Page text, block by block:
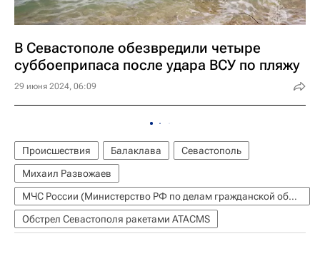
В Севастополе обезвредили четыре
суббоеприпаса после удара ВСУ по пляжу
29 июня 2024, 06:09
Происшествия Балаклава
Севастополь
Михаил Развожаев
МЧС России (Министерство РФ по делам гражданской обороны, чрезвычайным ситуациям и ликвидации последствий стихийных бедствий)
Обстрел Севастополя ракетами ATACMS